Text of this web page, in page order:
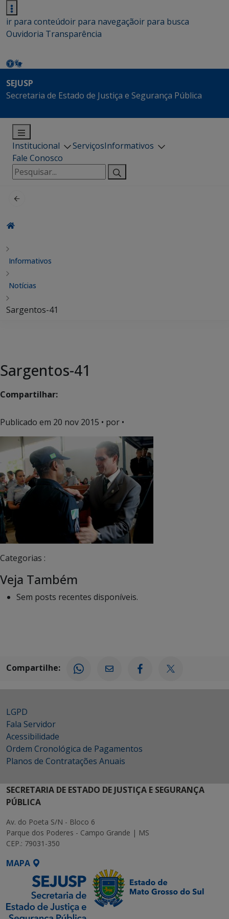
ir para conteúdoir para navegaçãoir para busca
Ouvidoria Transparência
SEJUSP
Secretaria de Estado de Justiça e Segurança Pública
Institucional ServiçosInformativos
Fale Conosco
Pesquisar
por:
Informativos
Notícias
Sargentos-41
Sargentos-41
Compartilhar:
Publicado em 20 nov 2015 • por •
Categorias :
Veja Também
Sem posts recentes disponíveis.
Compartilhe:
LGPD
Fala Servidor
Acessibilidade
Ordem Cronológica de Pagamentos
Planos de Contratações Anuais
SECRETARIA DE ESTADO DE JUSTIÇA E SEGURANÇA
PÚBLICA
Av. do Poeta S/N - Bloco 6
Parque dos Poderes - Campo Grande | MS
CEP.: 79031-350
MAPA